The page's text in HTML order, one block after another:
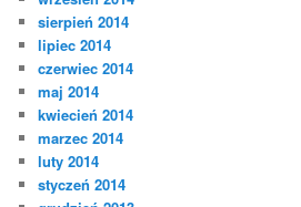
sierpień 2014
lipiec 2014
czerwiec 2014
maj 2014
kwiecień 2014
marzec 2014
luty 2014
styczeń 2014